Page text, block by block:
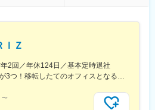
ＩＺ
2回／年休124日／基本定時退社
徒歩5分圏内に最寄り駅が3つ！移転したてのオフィスとなるため、新しくキレイなオフィスで働けます！★転勤なし東京都中央区銀座6-13-16 ヒューリック銀座ウォールビル3階新富町から徒歩3分※受動喫煙対策：屋内禁煙
〜